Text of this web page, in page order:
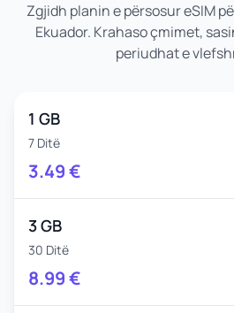
Zgjidh planin e përsosur eSIM
Ekuador. Krahaso çmimet,
periudhat e
1 GB
7 Ditë
3.49€
3 GB
30 Ditë
8.99€